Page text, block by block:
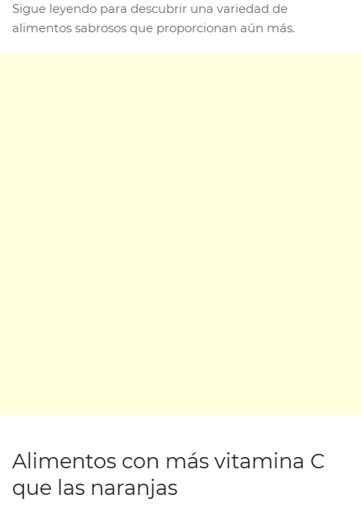
Sigue leyendo para descubrir una variedad de
alimentos sabrosos que proporcionan aún más.
Alimentos con más vitamina C
que las naranjas